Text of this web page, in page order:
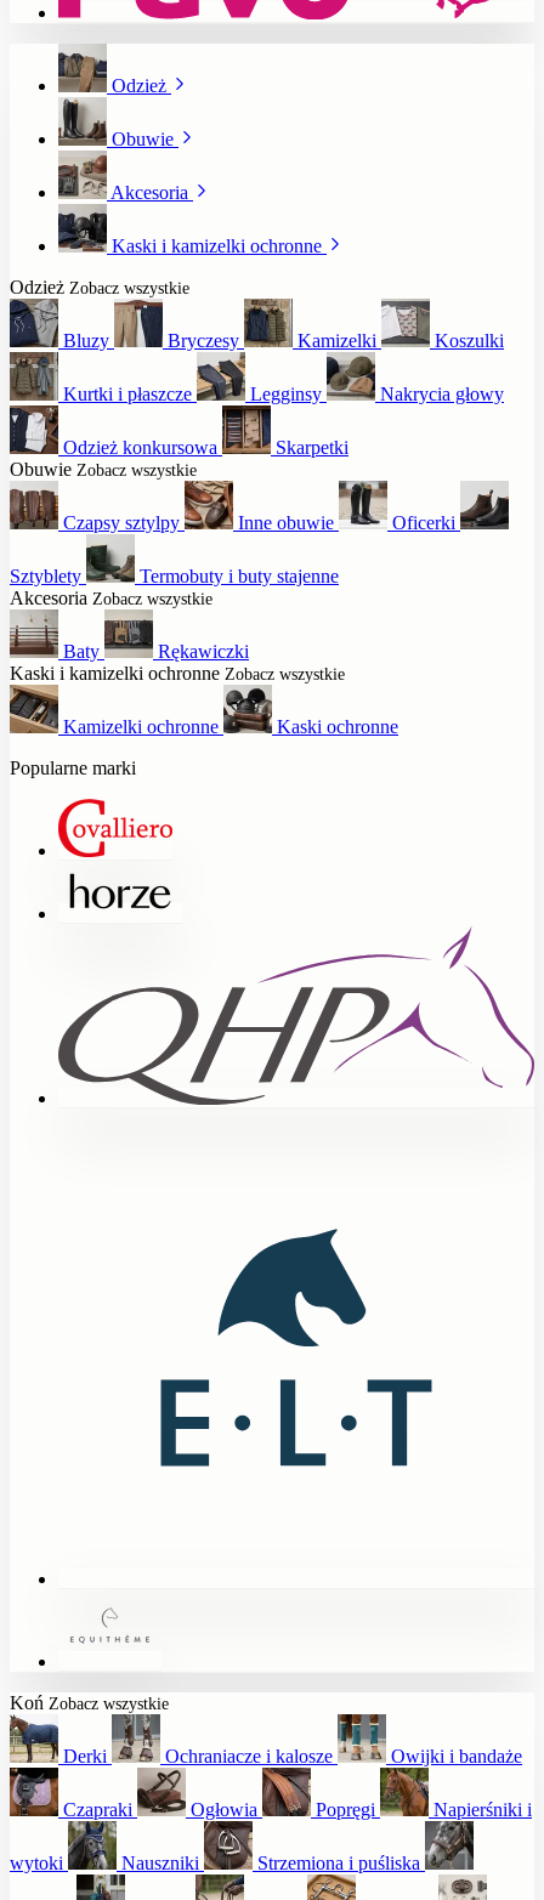
Odzież
Obuwie
Akcesoria
Kaski i kamizelki ochronne
Odzież Zobacz wszystkie
Bluzy Bryczesy Kamizelki Koszulki
Kurtki i płaszcze Legginsy Nakrycia głowy
Odzież konkursowa
Skarpetki
Obuwie Zobacz wszystkie
Czapsy sztylpy Inne obuwie Oficerki
Sztyblety
Termobuty i buty stajenne
Akcesoria Zobacz wszystkie
Baty
Rękawiczki
Kaski i kamizelki ochronne Zobacz wszystkie
Kamizelki ochronne
Kaski ochronne
Popularne marki
Koń Zobacz wszystkie
Derki Ochraniacze i kalosze Owijki i bandaże
Czapraki Ogłowia Popręgi Napierśniki i
wytoki Nauszniki Strzemiona i puśliska